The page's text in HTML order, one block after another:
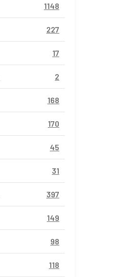
1148
227
17
2
168
170
45
31
397
149
98
118